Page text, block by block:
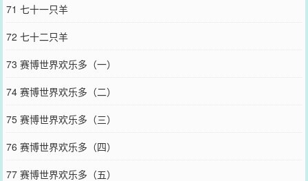
71 七十一只羊
72 七十二只羊
73 赛博世界欢乐多（一）
74 赛博世界欢乐多（二）
75 赛博世界欢乐多（三）
76 赛博世界欢乐多（四）
77 赛博世界欢乐多（五）